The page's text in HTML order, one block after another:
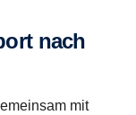
nach
mit